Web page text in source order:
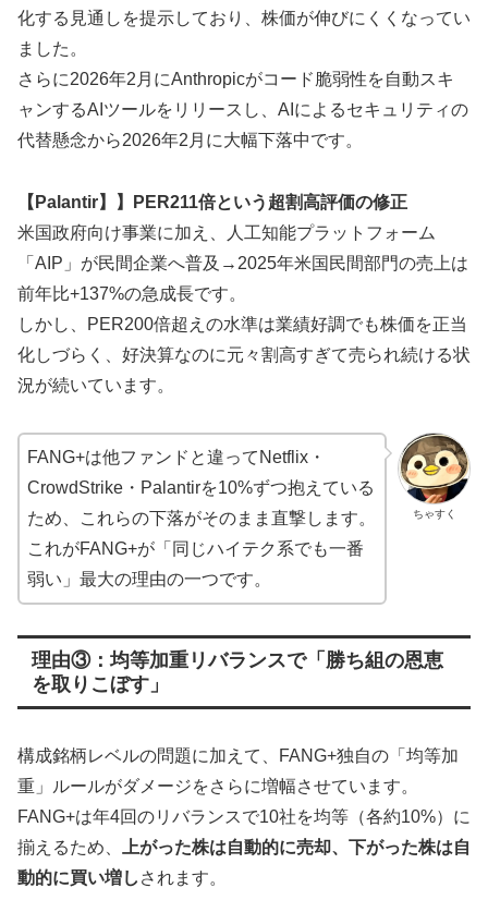
化する見通しを提示しており、株価が伸びにくくなってい
ました。
さらに2026年2月にAnthropicがコード脆弱性を自動スキ
ャンするAIツールをリリースし、AIによるセキュリティの
代替懸念から2026年2月に大幅下落中です。
【Palantir】
】PER211倍という超割高評価の修正
米国政府向け事業に加え、人工知能プラットフォーム
「AIP」が民間企業へ普及→2025年米国民間部門の売上は
前年比+137%の急成長です。
しかし、PER200倍超えの水準は業績好調でも株価を正当
化しづらく、好決算なのに元々割高すぎて売られ続ける状
況が続いています。
ちゃすく
FANG+は他ファンドと違ってNetflix・
CrowdStrike・Palantirを10%ずつ抱えている
ため、これらの下落がそのまま直撃します。
これがFANG+が「同じハイテク系でも一番
弱い」最大の理由の一つです。
理由③：均等加重リバランスで「勝ち組の恩恵
を取りこぼす」
構成銘柄レベルの問題に加えて、FANG+独自の「均等加
重」ルールがダメージをさらに増幅させています。
FANG+は年4回のリバランスで10社を均等（各約10%）に
揃えるため、 上がった株は自動的に売却、下がった株は自
動的に買い増し されます。